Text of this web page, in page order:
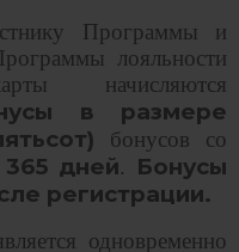
Программы и
лояльности
начисляются
в размере
бонусов со
365 дней. Бонусы
регистрации.
одновременно